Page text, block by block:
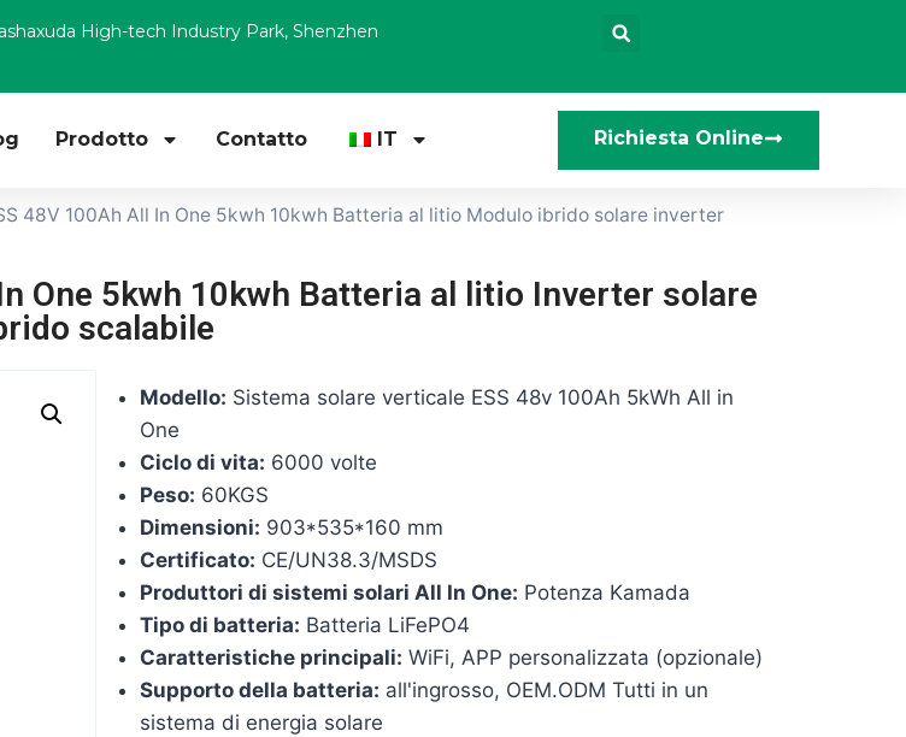
High-tech Industry Park, Shenzhen
Prodotto Contatto IT Richiesta Online
48V 100Ah All In One 5kwh 10kwh Batteria al litio Modulo ibrido solare inverter
One 5kwh 10kwh Batteria al litio Inverter solare
scalabile
Modello: Sistema solare verticale ESS 48v 100Ah 5kWh All in
One
Ciclo di vita: 6000 volte
Peso: 60KGS
Dimensioni: 903*535*160 mm
Certificato: CE/UN38.3/MSDS
Produttori di sistemi solari All In One: Potenza Kamada
Tipo di batteria: Batteria LiFePO4
Caratteristiche principali: WiFi, APP personalizzata (opzionale)
Supporto della batteria: all'ingrosso, OEM.ODM Tutti in un
sistema di energia solare